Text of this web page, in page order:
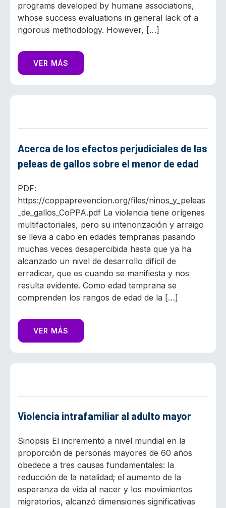
programs developed by humane associations,
whose success evaluations in general lack of a
rigorous methodology. However, […]
VER MÁS
Acerca de los efectos perjudiciales de las
peleas de gallos sobre el menor de edad
PDF:
https://coppaprevencion.org/files/ninos_y_peleas
_de_gallos_CoPPA.pdf La violencia tiene orígenes
multifactoriales, pero su interiorización y arraigo
se lleva a cabo en edades tempranas pasando
muchas veces desapercibida hasta que ya ha
alcanzado un nivel de desarrollo difícil de
erradicar, que es cuando se manifiesta y nos
resulta evidente. Como edad temprana se
comprenden los rangos de edad de la […]
VER MÁS
Violencia intrafamiliar al adulto mayor
Sinopsis El incremento a nivel mundial en la
proporción de personas mayores de 60 años
obedece a tres causas fundamentales: la
reducción de la natalidad; el aumento de la
esperanza de vida al nacer y los movimientos
migratorios, alcanzó dimensiones significativas